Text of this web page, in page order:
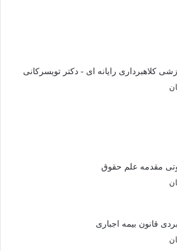
کلاهبرداری رایانه ای - دکتر تویسرکانی
مقدمه علم حقوق
قانون بیمه اجباری